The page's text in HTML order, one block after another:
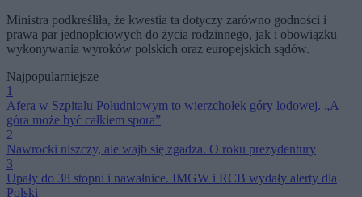
Ministra podkreśliła, że kwestia ta dotyczy zarówno godności i
prawa par jednopłciowych do życia rodzinnego, jak i obowiązku
wykonywania wyroków polskich oraz europejskich sądów.
Najpopularniejsze
1
Afera w Szpitalu Południowym to wierzchołek góry lodowej. „A
góra może być całkiem spora”
2
Nawrocki niszczy, ale wajb się zgadza. O roku prezydentury
3
Upały do 38 stopni i nawałnice. IMGW i RCB wydały alerty dla
Polski